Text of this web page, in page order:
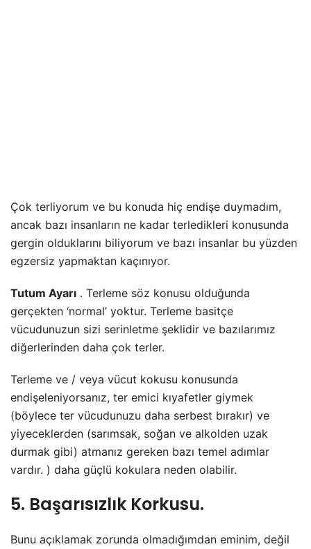
Çok terliyorum ve bu konuda hiç endişe duymadım,
ancak bazı insanların ne kadar terledikleri konusunda
gergin olduklarını biliyorum ve bazı insanlar bu yüzden
egzersiz yapmaktan kaçınıyor.
Tutum Ayarı . Terleme söz konusu olduğunda
gerçekten ‘normal’ yoktur. Terleme basitçe
vücudunuzun sizi serinletme şeklidir ve bazılarımız
diğerlerinden daha çok terler.
Terleme ve / veya vücut kokusu konusunda
endişeleniyorsanız, ter emici kıyafetler giymek
(böylece ter vücudunuzu daha serbest bırakır) ve
yiyeceklerden (sarımsak, soğan ve alkolden uzak
durmak gibi) atmanız gereken bazı temel adımlar
vardır. ) daha güçlü kokulara neden olabilir.
5. Başarısızlık Korkusu.
Bunu açıklamak zorunda olmadığımdan eminim, değil